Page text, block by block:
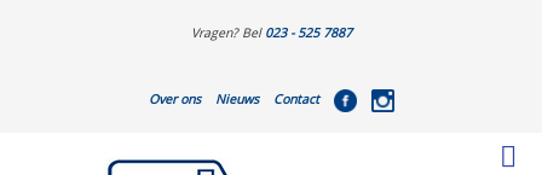
Vragen? Bel 023 - 525 7887
Over ons Nieuws Contact